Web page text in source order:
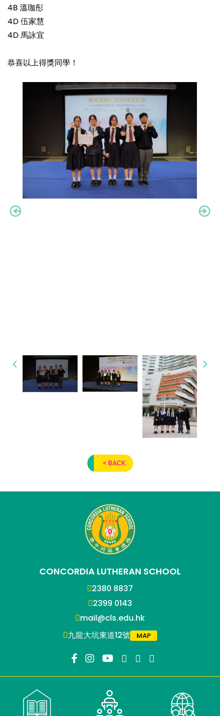
4B 溫珈彤
4D 伍家慧
4D 馬詠宜
恭喜以上得獎同學！
< BACK
CONCORDIA LUTHERAN SCHOOL
2380 8837
2399 0143
mail@cls.edu.hk
九龍大坑東道12號
MAP